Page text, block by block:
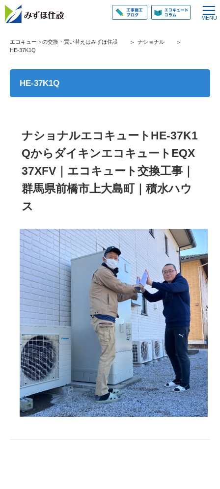
エコキュートの交換・買い替えはみずほ住設
ナショナル
HE-37K1Q
HE-37K1Q
ナショナルエコキュートHE-37K1
QからダイキンエコキュートEQX
37XFV｜エコキュート交換工事｜
群馬県前橋市上大島町｜積水ハウ
ス